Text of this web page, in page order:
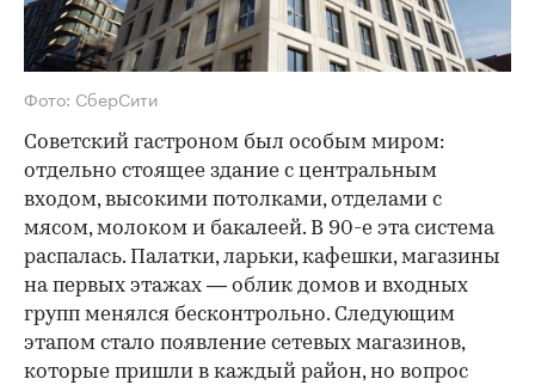
Фото: СберСити
Советский гастроном был особым миром:
отдельно стоящее здание с центральным
входом, высокими потолками, отделами с
мясом, молоком и бакалеей. В 90-е эта система
распалась. Палатки, ларьки, кафешки, магазины
на первых этажах — облик домов и входных
групп менялся бесконтрольно. Следующим
этапом стало появление сетевых магазинов,
которые пришли в каждый район, но вопрос